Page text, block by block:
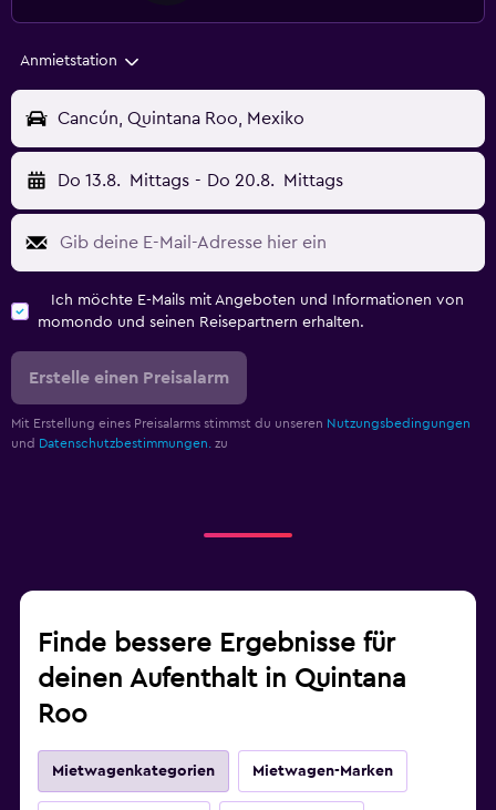
Anmietstation
Cancún, Quintana Roo, Mexiko
Do 13.8. Mittags - Do 20.8. Mittags
Ich möchte E-Mails mit Angeboten und Informationen von
momondo und seinen Reisepartnern erhalten.
Erstelle einen Preisalarm
Mit Erstellung eines Preisalarms stimmst du unseren Nutzungsbedingungen
und Datenschutzbestimmungen. zu
Finde bessere Ergebnisse für
deinen Aufenthalt in Quintana
Roo
Mietwagenkategorien Mietwagen-Marken